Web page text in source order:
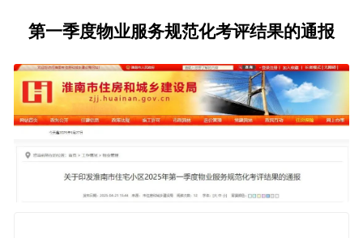
第一季度物业服务规范化考评结果的通报